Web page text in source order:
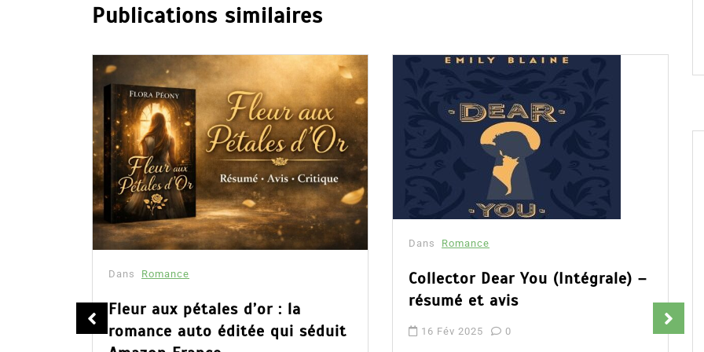
Publications similaires
Dans Romance
Fleur aux pétales d’or : la
romance auto éditée qui séduit
Dans Romance
Collector Dear You (Intégrale) –
résumé et avis
16 Fév 2025 0